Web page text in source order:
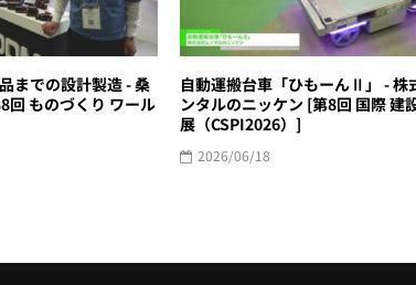
までの設計製造 - 桑
回 ものづくり ワール
自動運搬台車「ひもーんⅡ」 - 株
ンタルのニッケン [第8回 国際 建
展（CSPI2026）]
2026/06/18